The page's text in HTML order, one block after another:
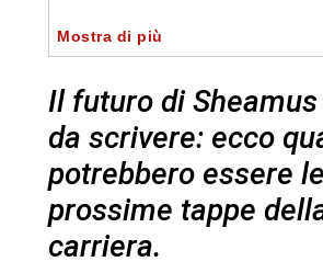
Mostra di più
Il futuro di
da scrivere: ecco
potrebbero essere le
prossime tappe
carriera.